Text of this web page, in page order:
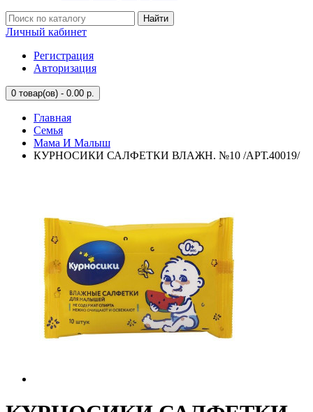
Найти
Личный кабинет
Регистрация
Авторизация
0 товар(ов) - 0.00 р.
Главная
Семья
Мама И Малыш
КУРНОСИКИ САЛФЕТКИ ВЛАЖН. №10 /АРТ.40019/